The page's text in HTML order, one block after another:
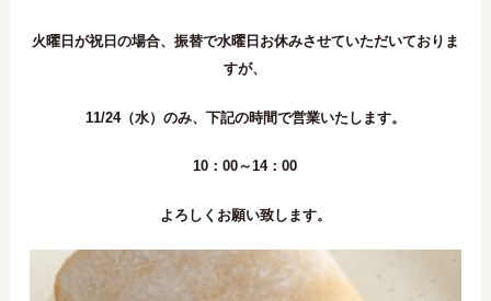
火曜日が祝日の場合、振替で水曜日お休みさせていただいておりま
すが、
11/24（水）のみ、下記の時間で営業いたします。
10：00～14：00
よろしくお願い致します。